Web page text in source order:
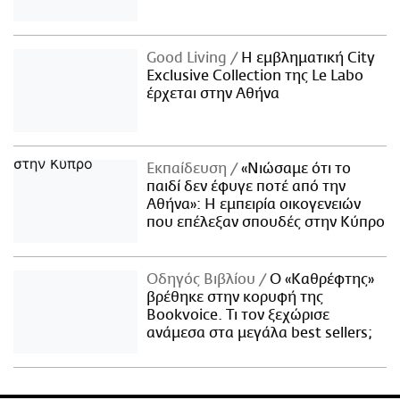
Good Living
Η εμβληματική City
Exclusive Collection της Le Labo
έρχεται στην Αθήνα
Εκπαίδευση
«Νιώσαμε ότι το
παιδί δεν έφυγε ποτέ από την
Αθήνα»: Η εμπειρία οικογενειών
που επέλεξαν σπουδές στην Κύπρο
Οδηγός Βιβλίου
Ο «Καθρέφτης»
βρέθηκε στην κορυφή της
Bookvoice. Τι τον ξεχώρισε
ανάμεσα στα μεγάλα best sellers;